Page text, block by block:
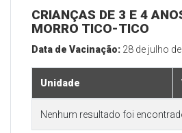
CRIANÇAS DE 3 E 4
MORRO TICO-TICO
Data de Vacinação: 28 de julho
Unidade
Nenhum resultado foi